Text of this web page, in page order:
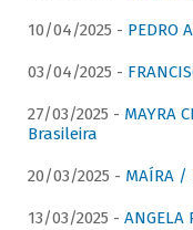
10/04/2025 - PEDRO
03/04/2025 -
27/03/2025 - MAYRA
Brasileira
20/03/2025 - MAÍRA /
13/03/2025 -